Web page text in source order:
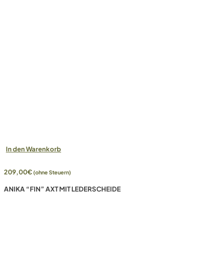
In den Warenkorb
209,00€(ohne Steuern)
ANIKA “FIN” AXT MIT LEDERSCHEIDE